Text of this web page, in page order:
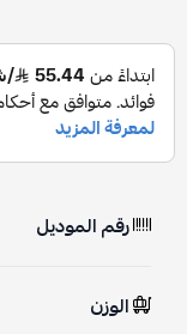
رقم الموديل
الوزن